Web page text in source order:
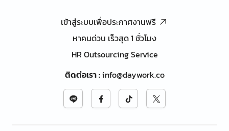
เข้าสู่ระบบเพื่อประกาศงานฟรี
หาคนด่วน เร็วสุด 1 ชั่วโมง
HR Outsourcing Service
ติดต่อเรา:info@daywork.co